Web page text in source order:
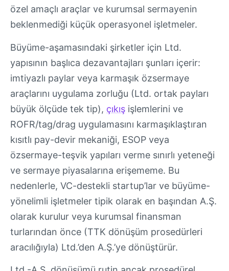
özel amaçlı araçlar ve kurumsal sermayenin
beklenmediği küçük operasyonel işletmeler.
Büyüme-aşamasındaki şirketler için Ltd.
yapısının başlıca dezavantajları şunları içerir:
imtiyazlı paylar veya karmaşık özsermaye
araçlarını uygulama zorluğu (Ltd. ortak payları
büyük ölçüde tek tip), çıkış işlemlerini ve
ROFR/tag/drag uygulamasını karmaşıklaştıran
kısıtlı pay-devir mekaniği, ESOP veya
özsermaye-teşvik yapıları verme sınırlı yeteneği
ve sermaye piyasalarına erişememe. Bu
nedenlerle, VC-destekli startup’lar ve büyüme-
yönelimli işletmeler tipik olarak en başından A.Ş.
olarak kurulur veya kurumsal finansman
turlarından önce (TTK dönüşüm prosedürleri
aracılığıyla) Ltd.’den A.Ş.’ye dönüştürür.